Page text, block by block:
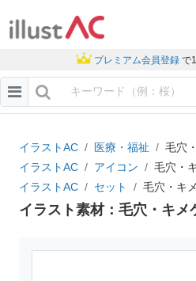
プレミアム会員登録 で
イラストAC 医療・福祉
毛穴
イラストAC
アイコン
毛穴・
イラストAC
セット 毛穴・キ
イラスト素材：毛穴・キメ